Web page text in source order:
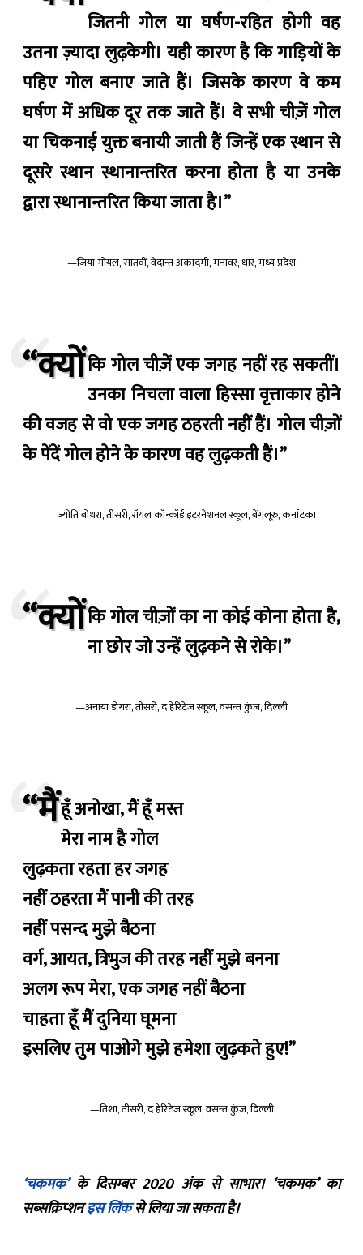
जितनी गोल या घर्षण-रहित होगी वह
उतना ज़्यादा लुढ़केगी। यही कारण है कि गाड़ियों के
पहिए गोल बनाए जाते हैं। जिसके कारण वे कम
घर्षण में अधिक दूर तक जाते हैं। वे सभी चीज़ें गोल
या चिकनाई युक्त बनायी जाती हैं जिन्हें एक स्थान से
दूसरे स्थान स्थानान्तरित करना होता है या उनके
द्वारा स्थानान्तरित किया जाता है।”
—जिया गोयल, सातवीं, वेदान्त अकादमी, मनावर, धार, मध्य प्रदेश
“क्योंकि गोल चीज़ें एक जगह नहीं रह सकतीं।
उनका निचला वाला हिस्सा वृत्ताकार होने
की वजह से वो एक जगह ठहरती नहीं हैं। गोल चीज़ों
के पेंदें गोल होने के कारण वह लुढ़कती हैं।”
—ज्योति बोथरा, तीसरी, रॉयल कॉन्कॉर्ड इंटरनेशनल स्कूल, बेंगलूरु, कर्नाटका
“क्योंकि गोल चीज़ों का ना कोई कोना होता है,
ना छोर जो उन्हें लुढ़कने से रोके।”
—अनाया डोगरा, तीसरी, द हेरिटेज स्कूल, वसन्त कुंज, दिल्ली
“मैंहूँ अनोखा, मैं हूँ मस्त
मेरा नाम है गोल
लुढ़कता रहता हर जगह
नहीं ठहरता मैं पानी की तरह
नहीं पसन्द मुझे बैठना
वर्ग, आयत, त्रिभुज की तरह नहीं मुझे बनना
अलग रूप मेरा, एक जगह नहीं बैठना
चाहता हूँ मैं दुनिया घूमना
इसलिए तुम पाओगे मुझे हमेशा लुढ़कते हुए!”
—तिशा, तीसरी, द हेरिटेज स्कूल, वसन्त कुंज, दिल्ली
‘चकमक’के दिसम्बर 2020 अंक से साभार। ‘चकमक’ का
सब्सक्रिप्शनइस लिंकसे लिया जा सकता है।